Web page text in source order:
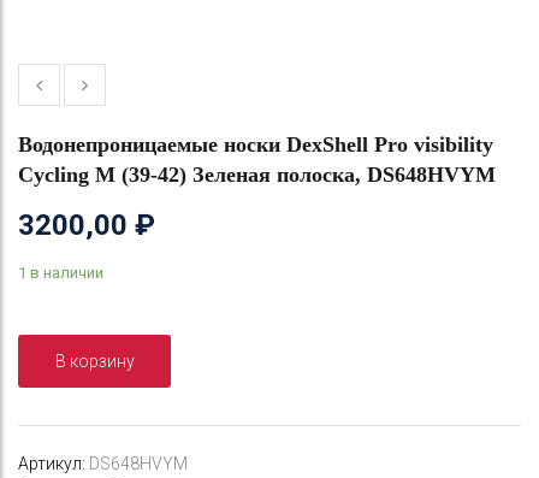
Водонепроницаемые носки DexShell Pro visibility
Cycling M (39-42) Зеленая полоска, DS648HVYM
3200,00 ₽
1 в наличии
В корзину
Артикул: DS648HVYM